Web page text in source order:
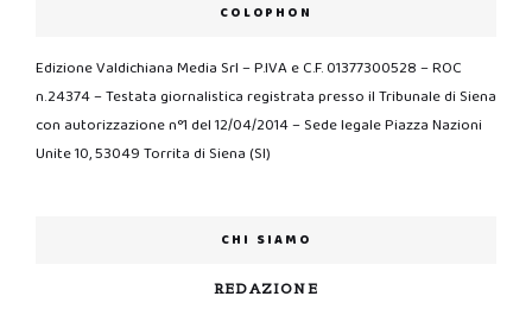
COLOPHON
Edizione Valdichiana Media Srl – P.IVA e C.F. 01377300528 – ROC
n.24374 – Testata giornalistica registrata presso il Tribunale di Siena
con autorizzazione n°1 del 12/04/2014 – Sede legale Piazza Nazioni
Unite 10, 53049 Torrita di Siena (SI)
CHI SIAMO
REDAZIONE